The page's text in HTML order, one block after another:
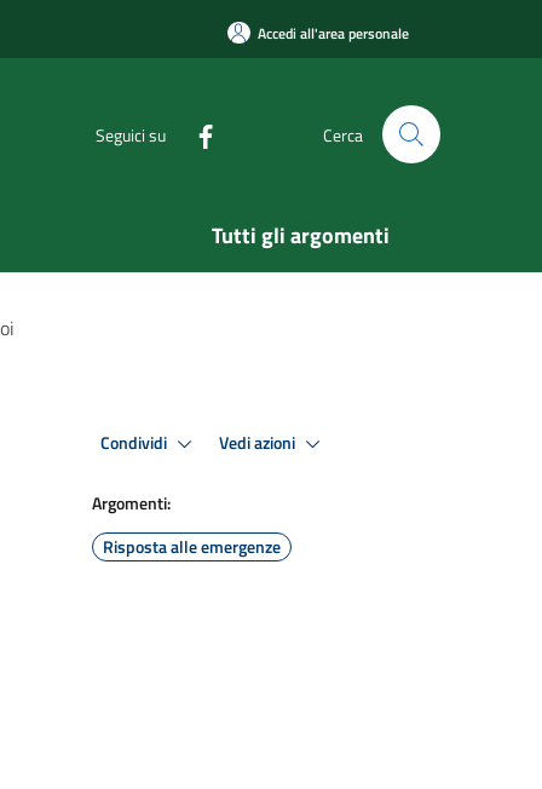
Accedi all'area personale
Seguici su Cerca
Tutti gli argomenti
Condividi Vedi azioni
Argomenti:
Risposta alle emergenze